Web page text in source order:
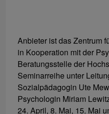
Anbieter ist das Zentrum
in Kooperation mit der
Beratungsstelle der
Seminarreihe unter
Sozialpädagogin Ute
Psychologin Miriam
24. April, 8. Mai, 15. Mai